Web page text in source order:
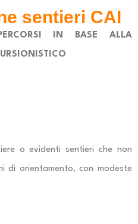
sentieri CAI
IN BASE ALLA
o evidenti sentieri che non
di orientamento, con modeste